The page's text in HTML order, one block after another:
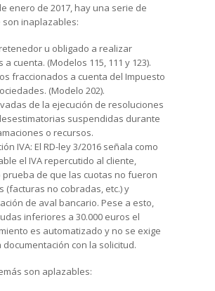
enero de 2017, hay una serie de
inaplazables:
u obligado a realizar
a cuenta. (Modelos 115, 111 y 123).
fraccionados a cuenta del Impuesto
(Modelo 202).
de la ejecución de resoluciones
suspendidas durante
o recursos.
IVA: El RD-ley 3/2016 señala como
el IVA repercutido al cliente,
prueba de que las cuotas no fueron
(facturas no cobradas, etc.) y
de aval bancario. Pese a esto,
inferiores a 30.000 euros el
es automatizado y no se exige
documentación con la solicitud.
son aplazables: